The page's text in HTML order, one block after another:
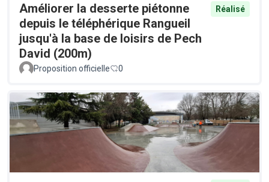
Améliorer la desserte piétonne
depuis le téléphérique Rangueil
jusqu'à la base de loisirs de Pech
David (200m)
Réalisé
Proposition officielle 0